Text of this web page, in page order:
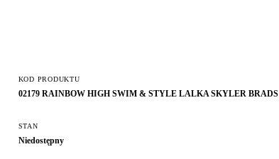
KOD PRODUKTU
02179 RAINBOW HIGH SWIM & STYLE LALKA SKYLER BRADS
STAN
Niedostępny